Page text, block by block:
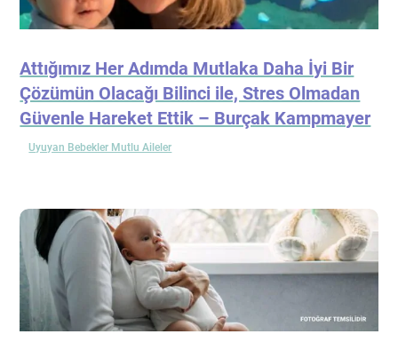
Attığımız Her Adımda Mutlaka Daha İyi Bir
Çözümün Olacağı Bilinci ile, Stres Olmadan
Güvenle Hareket Ettik – Burçak Kampmayer
Uyuyan Bebekler Mutlu Aileler